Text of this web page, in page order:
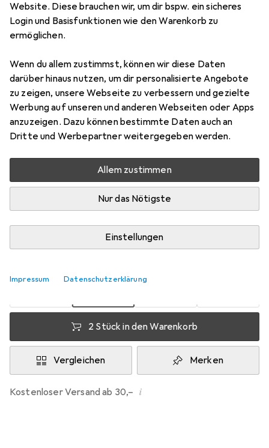
Website. Diese brauchen wir, um dir bspw. ein sicheres
Login und Basisfunktionen wie den Warenkorb zu
ermöglichen.
Wenn du allem zustimmst, können wir diese Daten
darüber hinaus nutzen, um dir personalisierte Angebote
zu zeigen, unsere Webseite zu verbessern und gezielte
Werbung auf unseren und anderen Webseiten oder Apps
anzuzeigen. Dazu können bestimmte Daten auch an
Dritte und Werbepartner weitergegeben werden.
Allem zustimmen
Nur das Nötigste
Einstellungen
Impressum Datenschutzerklärung
MENGENRABATT
Preis in EUR inkl. MwSt.
EUR
13,70 Spare
Bewertungen
Zwischen Mo, 17.8. und Mo, 24.8. geliefert
Mehr als 10 Stück an Lager beim Lieferanten
Benachrichtigen, wenn schneller verfügbar
Lieferort angeben für genaue Lieferzeit
pro Stück
pro Stück
pro Stück
2 Stück in den Warenkorb
Vergleichen Merken
Kostenloser Versand ab 30,– i